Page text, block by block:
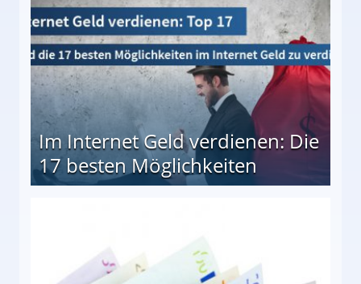
Im Internet Geld verdienen: Die
17 besten Möglichkeiten